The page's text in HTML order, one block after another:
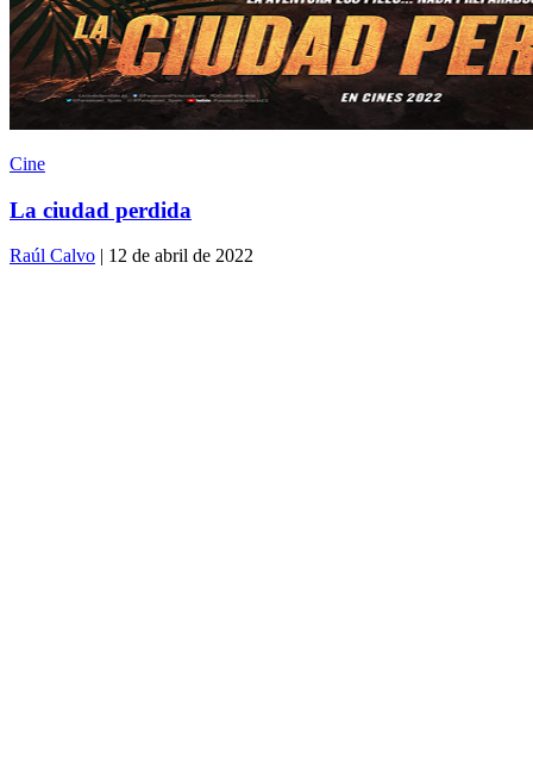
Cine
La ciudad perdida
Raúl Calvo | 12 de abril de 2022